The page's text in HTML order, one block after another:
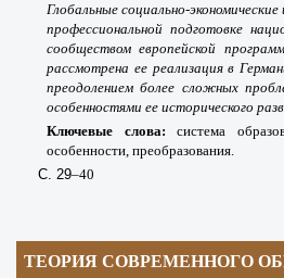
Глобальные социально-
профессиональной подготовке
сообществом европейской
рассмотрена ее реализация в
преодолением более сложных
особенностями ее исторического
Ключевые слова: система
особенности, преобразования.
С. 29–40
ТЕОРИЯ СОВРЕМЕННОГО